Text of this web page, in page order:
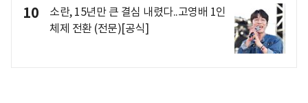
10
소란, 15년만 큰 결심 내렸다..고영배 1인
체제 전환 (전문)[공식]